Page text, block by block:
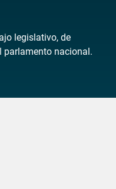
legislativo, de
parlamento nacional.